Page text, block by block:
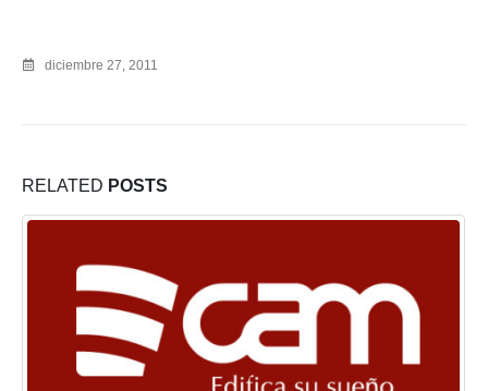
diciembre 27, 2011
RELATED POSTS